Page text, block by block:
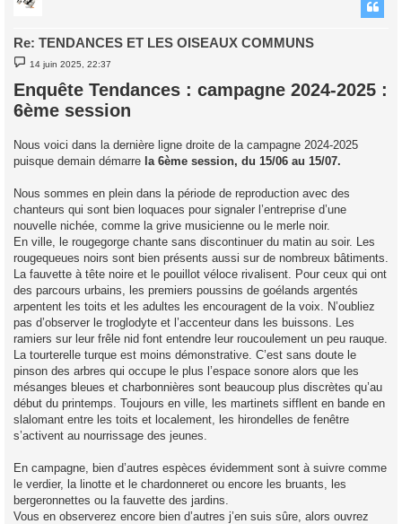
Re: TENDANCES ET LES OISEAUX COMMUNS
M
e
s
a
g
14 juin 2025, 22:37
Enquête Tendances : campagne 2024-2025 :
6ème session
Nous voici dans la dernière ligne droite de la campagne 2024-2025
puisque demain démarre la 6ème session, du 15/06 au 15/07.
Nous sommes en plein dans la période de reproduction avec des
chanteurs qui sont bien loquaces pour signaler l’entreprise d’une
nouvelle nichée, comme la grive musicienne ou le merle noir.
En ville, le rougegorge chante sans discontinuer du matin au soir. Les
rougequeues noirs sont bien présents aussi sur de nombreux bâtiments.
La fauvette à tête noire et le pouillot véloce rivalisent. Pour ceux qui ont
des parcours urbains, les premiers poussins de goélands argentés
arpentent les toits et les adultes les encouragent de la voix. N’oubliez
pas d’observer le troglodyte et l’accenteur dans les buissons. Les
ramiers sur leur frêle nid font entendre leur roucoulement un peu rauque.
La tourterelle turque est moins démonstrative. C’est sans doute le
pinson des arbres qui occupe le plus l’espace sonore alors que les
mésanges bleues et charbonnières sont beaucoup plus discrètes qu’au
début du printemps. Toujours en ville, les martinets sifflent en bande en
slalomant entre les toits et localement, les hirondelles de fenêtre
s’activent au nourrissage des jeunes.
En campagne, bien d’autres espèces évidemment sont à suivre comme
le verdier, la linotte et le chardonneret ou encore les bruants, les
bergeronnettes ou la fauvette des jardins.
Vous en observerez encore bien d’autres j’en suis sûre, alors ouvrez